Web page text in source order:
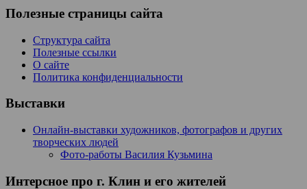
Полезные страницы сайта
Структура сайта
Полезные ссылки
О сайте
Политика конфиденциальности
Выставки
Онлайн-выставки художников, фотографов и других
творческих людей
Фото-работы Василия Кузьмина
Интерсное про г. Клин и его жителей